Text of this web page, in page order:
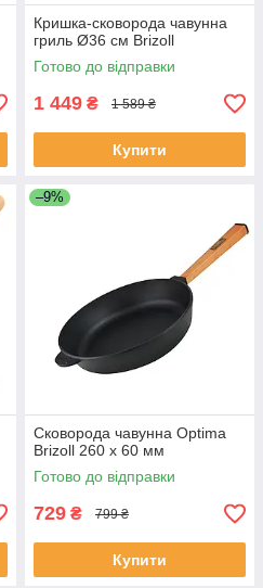
Кришка-сковорода чавунна
гриль Ø36 см Brizoll
Готово до відправки
1 449 ₴ 1 589 ₴
Купити
–9%
Сковорода чавунна Optima
Brizoll 260 х 60 мм
Готово до відправки
729 ₴ 799 ₴
Купити